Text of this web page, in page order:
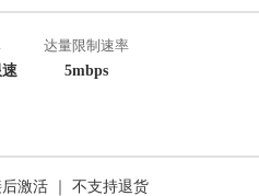
达量限制速率
5mbps
激活 ｜ 不支持退货